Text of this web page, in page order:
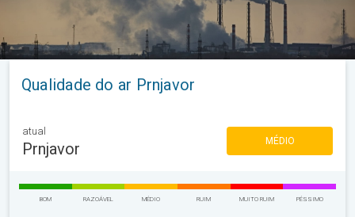
Qualidade do ar Prnjavor
atual
Prnjavor MÉDIO
BOM RAZOÁVEL MÉDIO RUIM MUITO RUIM PÉSSIMO